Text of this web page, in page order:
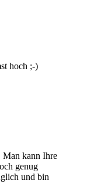
hoch ;-)
Man kann Ihre
genug
und bin